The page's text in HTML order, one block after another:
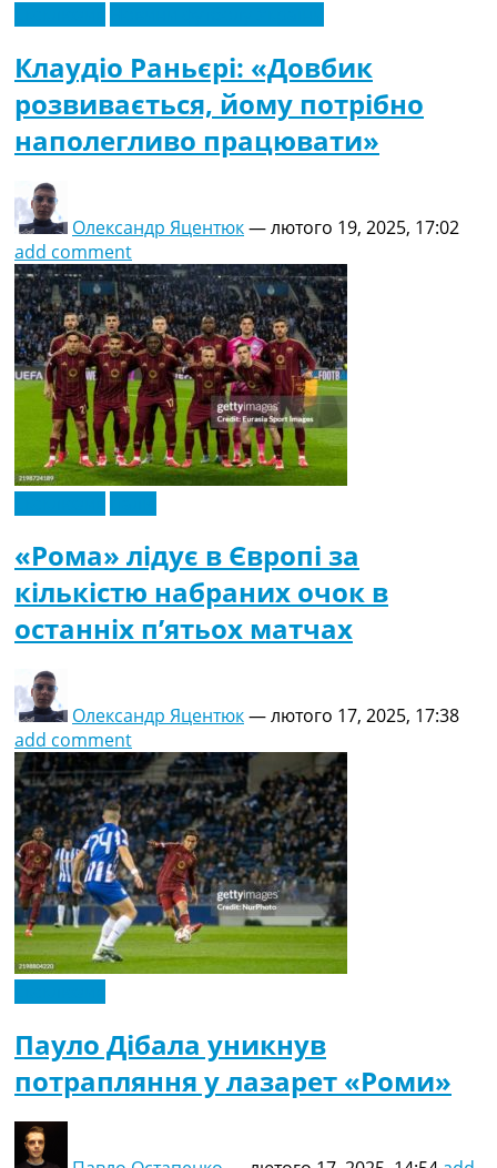
Клаудіо Раньєрі: «Довбик
розвивається, йому потрібно
наполегливо працювати»
Олександр Яцентюк—лютого 19, 2025, 17:02
add comment
«Рома» лідує в Європі за
кількістю набраних очок в
останніх п’ятьох матчах
Олександр Яцентюк—лютого 17, 2025, 17:38
add comment
Пауло Дібала уникнув
потрапляння у лазарет «Роми»